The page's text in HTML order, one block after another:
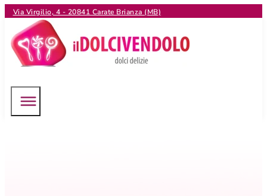
Via Virgilio, 4 - 20841 Carate Brianza (MB)